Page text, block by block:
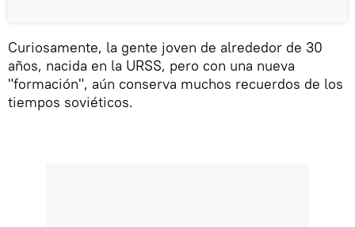
Curiosamente, la gente joven de alrededor de 30
años, nacida en la URSS, pero con una nueva
"formación", aún conserva muchos recuerdos de los
tiempos soviéticos.